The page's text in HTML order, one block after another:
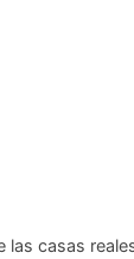
casas